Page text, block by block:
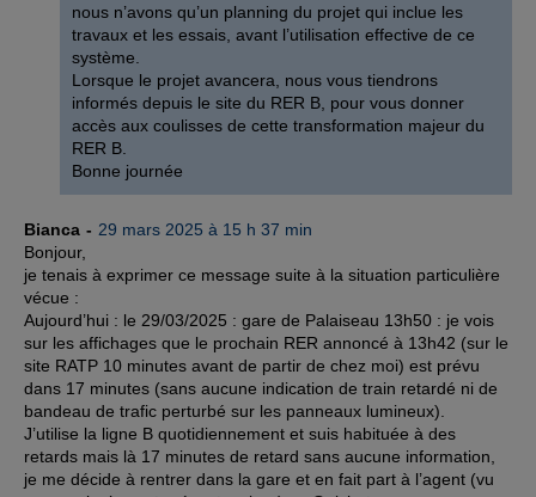
nous n’avons qu’un planning du projet qui inclue les
travaux et les essais, avant l’utilisation effective de ce
système.
Lorsque le projet avancera, nous vous tiendrons
informés depuis le site du RER B, pour vous donner
accès aux coulisses de cette transformation majeur du
RER B.
Bonne journée
Bianca
29 mars 2025 à 15 h 37 min
Bonjour,
je tenais à exprimer ce message suite à la situation particulière
vécue :
Aujourd’hui : le 29/03/2025 : gare de Palaiseau 13h50 : je vois
sur les affichages que le prochain RER annoncé à 13h42 (sur le
site RATP 10 minutes avant de partir de chez moi) est prévu
dans 17 minutes (sans aucune indication de train retardé ni de
bandeau de trafic perturbé sur les panneaux lumineux).
J’utilise la ligne B quotidiennement et suis habituée à des
retards mais là 17 minutes de retard sans aucune information,
je me décide à rentrer dans la gare et en fait part à l’agent (vu